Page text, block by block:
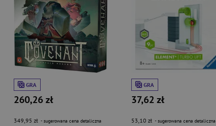
GRA
260,26 zł
349,95 zł - sugerowana cena detaliczna
GRA
37,62 zł
53,10 zł - sugerowana cena detaliczna